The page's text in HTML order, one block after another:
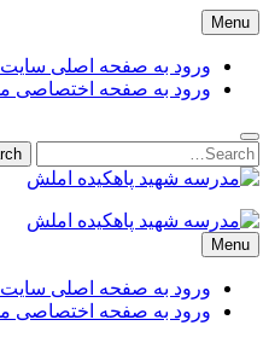
Skip
to
content
Menu
ورود به صفحه اصلی سایت
ورود به صفحه اختصاصی
Search
for:
Search
مدرسه شهید پاهکیده املش
پسرانه + دخترانه + پیش
پشت + بانک کشاورزی + شماره
دریافت + کارنامه + کد ملی +
Menu
ورود به صفحه اصلی سایت
ورود به صفحه اختصاصی